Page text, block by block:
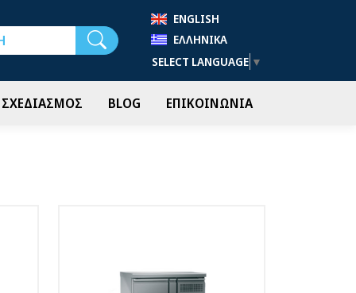
ENGLISH
ΕΛΛΗΝΙΚΆ
SELECT LANGUAGE ▼
BLOG ΕΠΙΚΟΙΝΩΝΙΑ